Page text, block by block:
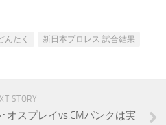
んたく 新日本プロレス 試合結果
STORY
オスプレイvs.CMパンクは実